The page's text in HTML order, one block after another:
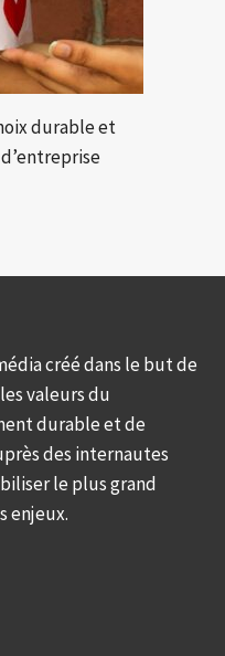
durable et
créé dans le but de
valeurs du
durable et de
des internautes
le plus grand
enjeux.